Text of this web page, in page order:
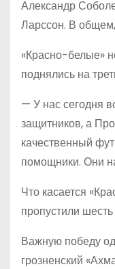
Александр
Ларссон. В
«Красно-белые»
поднялись на
— У нас сегодня
защитников, а
качественный
помощники. Они
Что касается
пропустили
Важную победу
грозненский